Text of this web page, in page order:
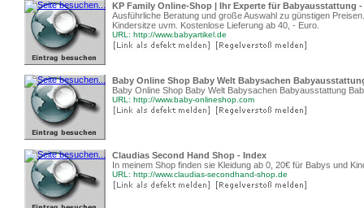
KP Family Online-Shop | Ihr Experte für Babyausstattung
Ausführliche Beratung und große Auswahl zu günstigen
Kindersitze uvm. Kostenlose Lieferung ab 40, - Euro.
URL: http://www.babyartikel.de
Baby Online Shop Baby Welt Babysachen
Baby Online Shop Baby Welt Babysachen Babyausstattung
URL: http://www.baby-onlineshop.com
Claudias Second Hand Shop - Index
In meinem Shop finden sie Kleidung ab 0, 20€ für Babys und
URL: http://www.claudias-secondhand-shop.de